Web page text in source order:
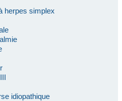
herpes simplex
idiopathique